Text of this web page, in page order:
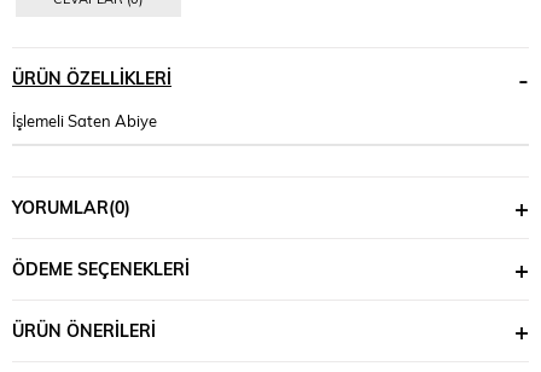
ÜRÜN ÖZELLIKLERI
İşlemeli Saten Abiye
YORUMLAR(0)
ÖDEME SEÇENEKLERI
ÜRÜN ÖNERILERI